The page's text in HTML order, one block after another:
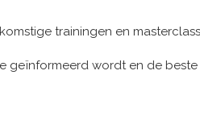
trainingen en
geïnformeerd wordt en de